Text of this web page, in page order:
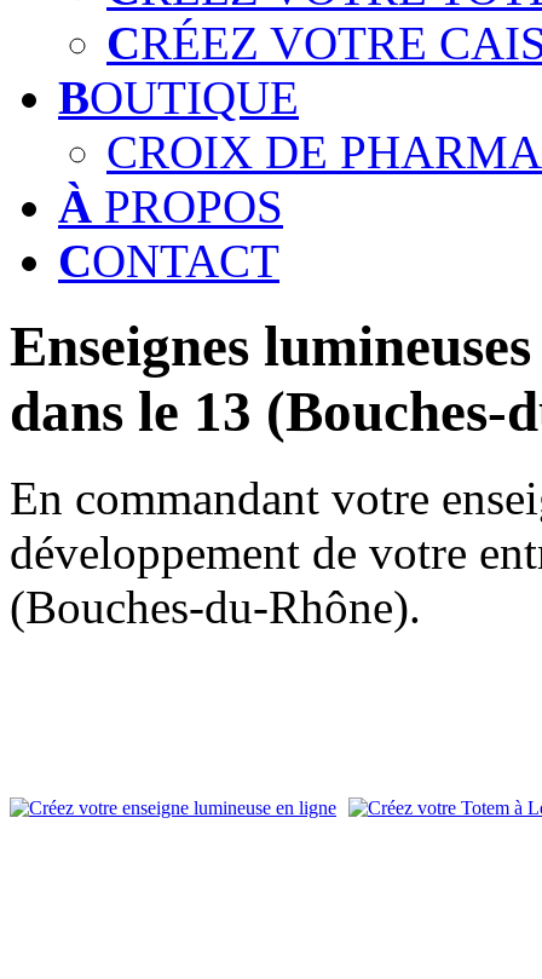
CRÉEZ VOTRE
BOUTIQUE
CROIX DE
À PROPOS
CONTACT
Enseignes
dans le 13 (Bouches-
En commandant votre
développement de votre
(Bouches-du-Rhône).